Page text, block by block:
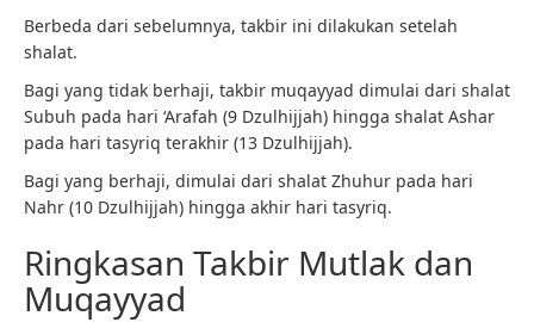
Berbeda dari sebelumnya, takbir ini dilakukan setelah
shalat.
Bagi yang tidak berhaji, takbir muqayyad dimulai dari shalat
Subuh pada hari ‘Arafah (9 Dzulhijjah) hingga shalat Ashar
pada hari tasyriq terakhir (13 Dzulhijjah).
Bagi yang berhaji, dimulai dari shalat Zhuhur pada hari
Nahr (10 Dzulhijjah) hingga akhir hari tasyriq.
Ringkasan Takbir Mutlak dan
Muqayyad